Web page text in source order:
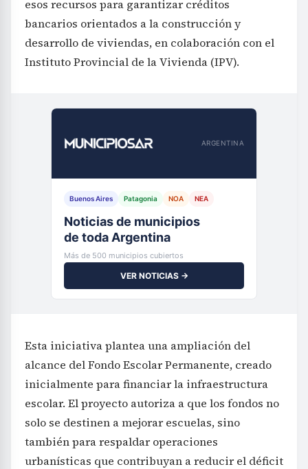
esos recursos para garantizar créditos
bancarios orientados a la construcción y
desarrollo de viviendas, en colaboración con el
Instituto Provincial de la Vivienda (IPV).
ARGENTINA
Buenos Aires Patagonia NOA NEA
Noticias de municipios
de toda Argentina
Más de 500 municipios cubiertos
VER NOTICIAS →
Esta iniciativa plantea una ampliación del
alcance del Fondo Escolar Permanente, creado
inicialmente para financiar la infraestructura
escolar. El proyecto autoriza a que los fondos no
solo se destinen a mejorar escuelas, sino
también para respaldar operaciones
urbanísticas que contribuyan a reducir el déficit